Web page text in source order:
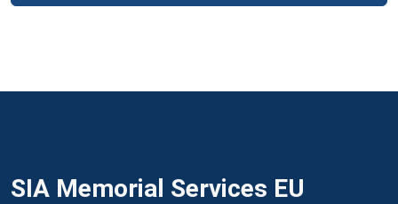
SIA Memorial Services EU